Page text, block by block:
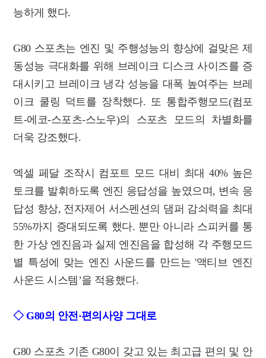
능하게 했다.
G80 스포츠는 엔진 및 주행성능의 향상에 걸맞은 제
동성능 극대화를 위해 브레이크 디스크 사이즈를 증
대시키고 브레이크 냉각 성능을 대폭 높여주는 브레
이크 쿨링 덕트를 장착했다. 또 통합주행모드(컴포
트-에코-스포츠-스노우)의 스포츠 모드의 차별화를
더욱 강조했다.
엑셀 페달 조작시 컴포트 모드 대비 최대 40% 높은
토크를 발휘하도록 엔진 응답성을 높였으며, 변속 응
답성 향상, 전자제어 서스펜션의 댐퍼 감쇠력을 최대
55%까지 증대되도록 했다. 뿐만 아니라 스피커를 통
한 가상 엔진음과 실제 엔진음을 합성해 각 주행모드
별 특성에 맞는 엔진 사운드를 만드는 '액티브 엔진
사운드 시스템’을 적용했다.
◇ G80의 안전·편의사양 그대로
G80 스포츠 기존 G80이 갖고 있는 최고급 편의 및 안